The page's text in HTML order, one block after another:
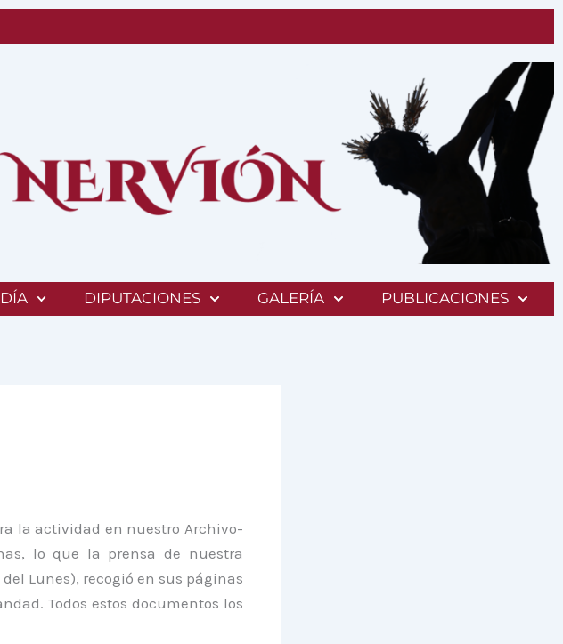
DIPUTACIONES GALERÍA PUBLICACIONES
la actividad en nuestro Archivo-
lo que la prensa de nuestra
Lunes), recogió en sus páginas
Todos estos documentos los